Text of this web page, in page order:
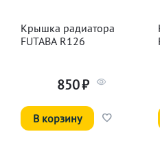
Крышка радиатора
FUTABA R126
850₽
В корзину